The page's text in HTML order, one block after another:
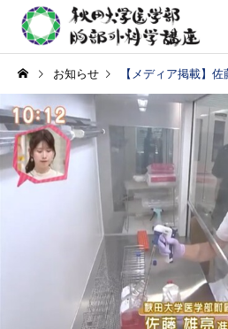
お知らせ 【メディア掲載】佐藤雄亮先生の研究が